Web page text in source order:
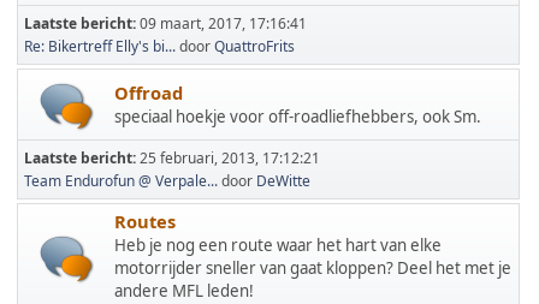
Laatste bericht:09 maart, 2017, 17:16:41
Re: Bikertreff Elly's bi...doorQuattroFrits
Offroad
speciaal hoekje voor off-roadliefhebbers, ook Sm.
Laatste bericht:25 februari, 2013, 17:12:21
Team Endurofun @ Verpale...door DeWitte
Routes
Heb je nog een route waar het hart van elke
motorrijder sneller van gaat kloppen? Deel het met je
andere MFL leden!